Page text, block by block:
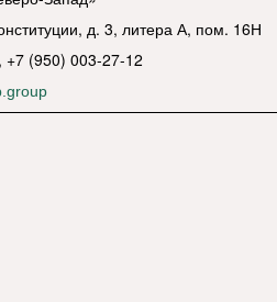
д. 3, литера А, пом. 16Н
(950) 003-27-12